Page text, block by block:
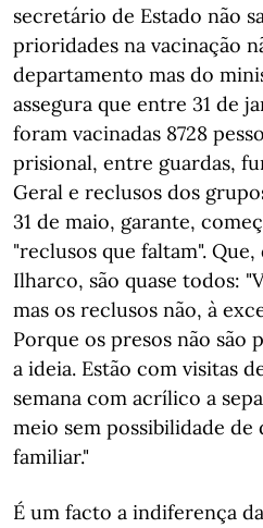
secretário de Estado não
prioridades na vacinação
departamento mas do
assegura que entre 31 de
foram vacinadas 8728
prisional, entre guardas,
Geral e reclusos dos
31 de maio, garante,
"reclusos que faltam".
Ilharco, são quase todos:
mas os reclusos não, à
Porque os presos não são
a ideia. Estão com visitas
semana com acrílico a
meio sem possibilidade de
familiar."
É um facto a indiferença